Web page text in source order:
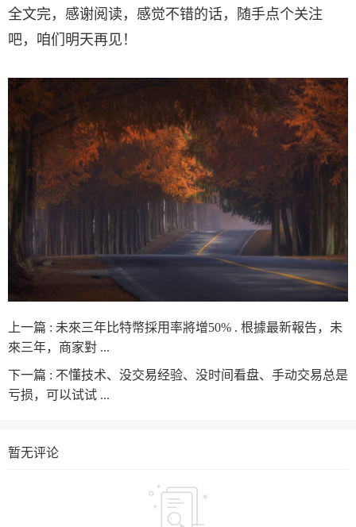
全文完，感谢阅读，感觉不错的话，随手点个关注
吧，咱们明天再见！
上一篇 : 未來三年比特幣採用率將增50% . 根據最新報告，未
來三年，商家對 ...
下一篇 : 不懂技术、没交易经验、没时间看盘、手动交易总是
亏损，可以试试 ...
暂无评论